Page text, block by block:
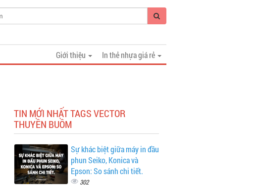
In thẻ nhựa giá rẻ
Giới thiệu
TIN MỚI NHẤT TAGS VECTOR
THUYỀN BUỒM
Sự khác biệt giữa máy in đầu
phun Seiko, Konica và
Epson: So sánh chi tiết.
302